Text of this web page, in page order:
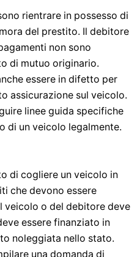
rientrare in possesso di
del prestito. Il debitore
non sono
di mutuo originario.
essere in difetto per
assicurazione sul veicolo.
linee guida specifiche
di un veicolo legalmente.
di cogliere un veicolo in
che devono essere
o del debitore deve
essere finanziato in
noleggiata nello stato.
una domanda di